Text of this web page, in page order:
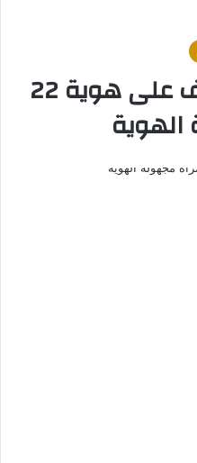
حملة دولية للتعرف على هوية 22